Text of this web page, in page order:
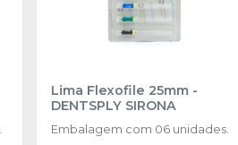
Lima Flexofile 25mm-
DENTSPLY SIRONA
Embalagem com 06 unidades.